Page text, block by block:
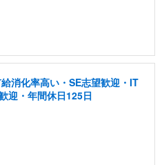
消化率高い・SE志望歓迎・IT
迎・年間休日125日